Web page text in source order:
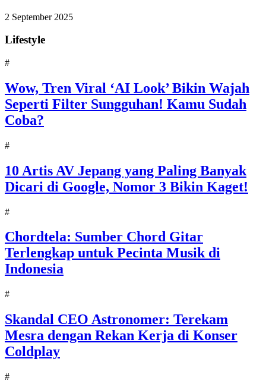
2 September 2025
Lifestyle
#
Wow, Tren Viral ‘AI Look’ Bikin Wajah
Seperti Filter Sungguhan! Kamu Sudah
Coba?
#
10 Artis AV Jepang yang Paling Banyak
Dicari di Google, Nomor 3 Bikin Kaget!
#
Chordtela: Sumber Chord Gitar
Terlengkap untuk Pecinta Musik di
Indonesia
#
Skandal CEO Astronomer: Terekam
Mesra dengan Rekan Kerja di Konser
Coldplay
#